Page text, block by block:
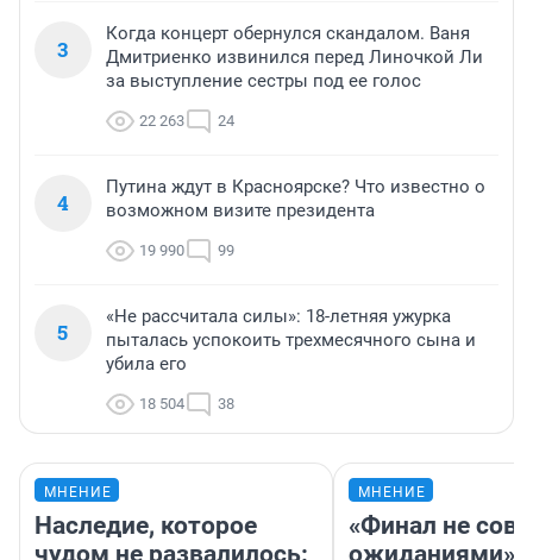
3
Когда концерт обернулся скандалом. Ваня
Дмитриенко извинился перед Линочкой Ли
за выступление сестры под ее голос
22 263 24
4
Путина ждут в Красноярске? Что известно о
возможном визите президента
19 990 99
5
«Не рассчитала силы»: 18-летняя ужурка
пыталась успокоить трехмесячного сына и
убила его
18 504 38
МНЕНИЕ
Наследие, которое
чудом не развалилось:
МНЕНИЕ
«Финал не
ожиданиями»: